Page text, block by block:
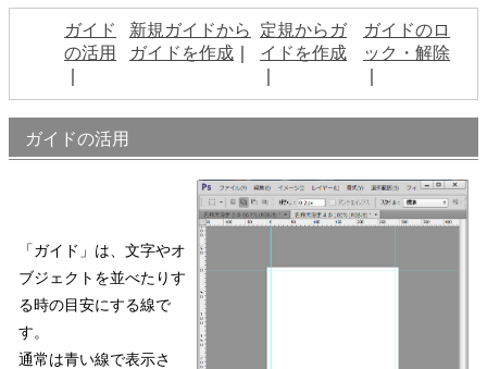
ガイド
の活用
新規ガイドから
ガイドを作成
定規からガ
イドを作成
ガイドのロ
ック・解除
ガイドの活用
「ガイド」は、文字やオ
ブジェクトを並べたりす
る時の目安にする線で
す。
通常は青い線で表示さ